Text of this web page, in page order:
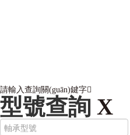
請輸入查詢關(guān)鍵字
型號查詢 X